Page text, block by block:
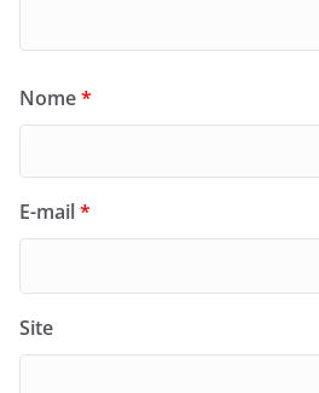
Nome*
E-mail*
Site